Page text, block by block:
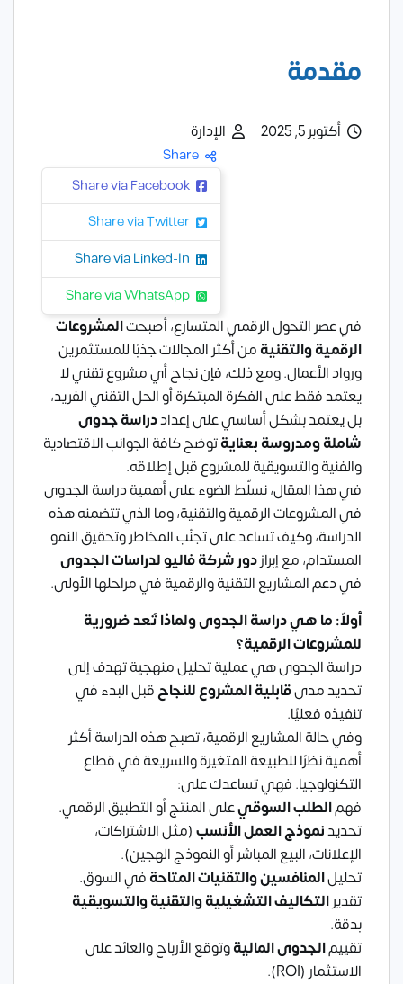
مقدمة
أكتوبر 5, 2025 الإدارة
Share
Share via Facebook
Share via Twitter
Share via Linked-In
Share via WhatsApp
في عصر التحول الرقمي المتسارع، أصبحتالمشروعات
الرقمية والتقنيةمن أكثر المجالات جذبًا للمستثمرين
ورواد الأعمال. ومع ذلك، فإن نجاح أي مشروع تقني لا
يعتمد فقط على الفكرة المبتكرة أو الحل التقني الفريد،
بل يعتمد بشكل أساسي على إعداددراسة جدوى
شاملة ومدروسة بعنايةتوضح كافة الجوانب الاقتصادية
والفنية والتسويقية للمشروع قبل إطلاقه.
في هذا المقال، نسلّط الضوء على أهمية دراسة الجدوى
في المشروعات الرقمية والتقنية، وما الذي تتضمنه هذه
الدراسة، وكيف تساعد على تجنّب المخاطر وتحقيق النمو
المستدام، مع إبرازدور شركة فاليو لدراسات الجدوى
في دعم المشاريع التقنية والرقمية في مراحلها الأولى.
أولاً: ما هي دراسة الجدوى ولماذا تُعد ضرورية
للمشروعات الرقمية؟
دراسة الجدوى هي عملية تحليل منهجية تهدف إلى
تحديد مدىقابلية المشروع للنجاحقبل البدء في
تنفيذه فعليًا.
وفي حالة المشاريع الرقمية، تصبح هذه الدراسة أكثر
أهمية نظرًا للطبيعة المتغيرة والسريعة في قطاع
التكنولوجيا. فهي تساعدك على:
فهمالطلب السوقيعلى المنتج أو التطبيق الرقمي.
تحديدنموذج العمل الأنسب(مثل الاشتراكات،
الإعلانات، البيع المباشر أو النموذج الهجين).
تحليلالمنافسين والتقنيات المتاحةفي السوق.
تقديرالتكاليف التشغيلية والتقنية والتسويقية
بدقة.
تقييمالجدوى الماليةوتوقع الأرباح والعائد على
الاستثمار (ROI).